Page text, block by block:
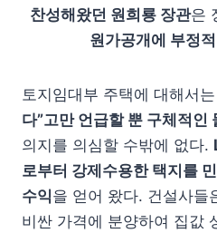
찬성해왔던 원희룡 장관은
원가공개에 부정
토지임대부 주택에 대해서는
다”고만 언급할 뿐 구체적인
의지를 의심할 수밖에 없다.
로부터 강제수용한 택지를
수익을 얻어 왔다. 건설사들
비싼 가격에 분양하여 집값